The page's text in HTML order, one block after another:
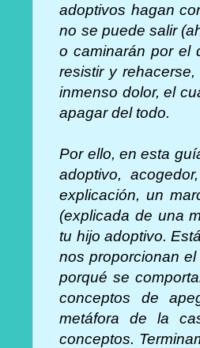
adoptivos hagan
no se puede salir
o caminarán por el
resistir y
inmenso dolor, el
apagar del todo.
Por ello, en esta
adoptivo,
explicación, un
(explicada de una
tu hijo adoptivo.
nos proporcionan
porqué se
conceptos de
metáfora de la
conceptos.